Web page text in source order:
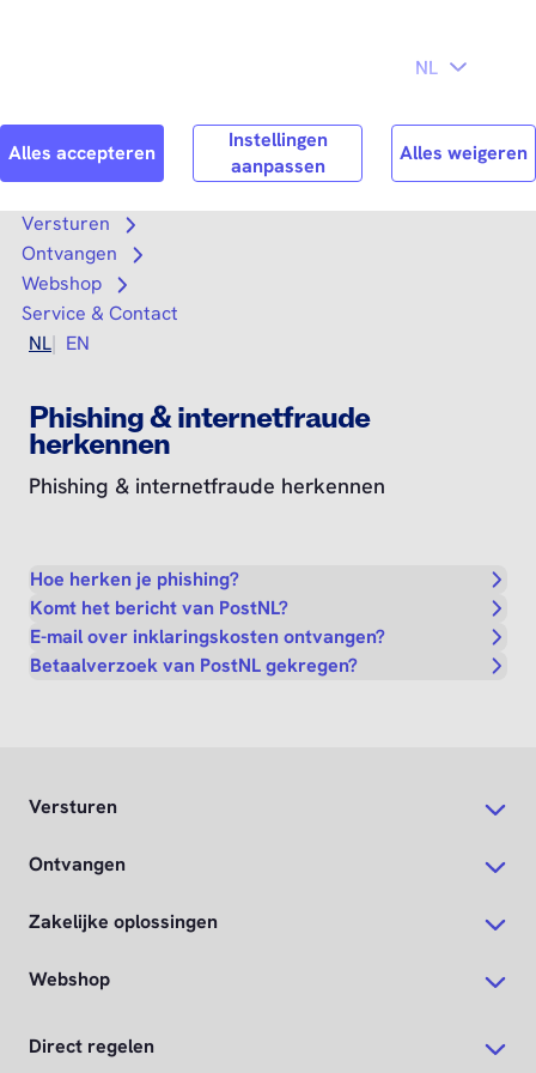
Search Zoek
Versturen
Open submenu
Ontvangen
Open submenu
Webshop
Open submenu
Service & Contact
NL
EN
Phishing & internetfraude
herkennen
Phishing & internetfraude herkennen
Hoe herken je phishing?
Komt het bericht van PostNL?
E-mail over inklaringskosten ontvangen?
Betaalverzoek van PostNL gekregen?
Versturen
Ontvangen
Zakelijke oplossingen
Webshop
Direct regelen